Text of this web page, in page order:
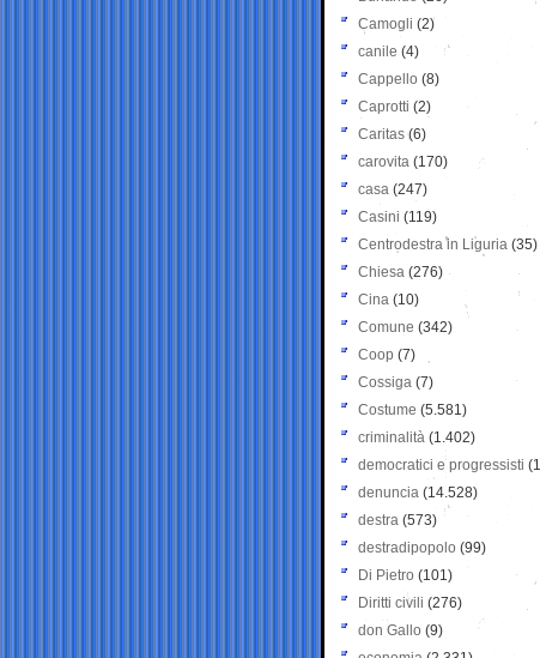
Camogli (2)
canile (4)
Cappello (8)
Caprotti (2)
Caritas (6)
carovita (170)
casa (247)
Casini (119)
Centrodestra in Liguria (35)
Chiesa (276)
Cina (10)
Comune (342)
Coop (7)
Cossiga (7)
Costume (5.581)
criminalità (1.402)
democratici e progressisti
denuncia (14.528)
destra (573)
destradipopolo (99)
Di Pietro (101)
Diritti civili (276)
don Gallo (9)